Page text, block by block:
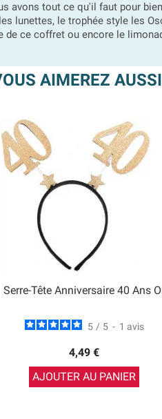
avons tout ce qu'il faut pour
lunettes, le trophée style les
de ce coffret ou encore le
AIMEREZ
Serre-Tête Anniversaire 40 Ans
5 / 5 - 1 avis
4,49 €
AJOUTER AU PANIER